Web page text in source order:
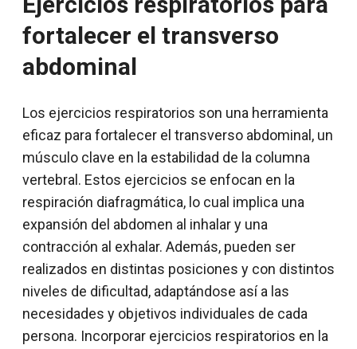
fortalecer el transverso
abdominal
Los ejercicios respiratorios son una herramienta
eficaz para fortalecer el transverso abdominal, un
músculo clave en la estabilidad de la columna
vertebral. Estos ejercicios se enfocan en la
respiración diafragmática, lo cual implica una
expansión del abdomen al inhalar y una
contracción al exhalar. Además, pueden ser
realizados en distintas posiciones y con distintos
niveles de dificultad, adaptándose así a las
necesidades y objetivos individuales de cada
persona. Incorporar ejercicios respiratorios en la